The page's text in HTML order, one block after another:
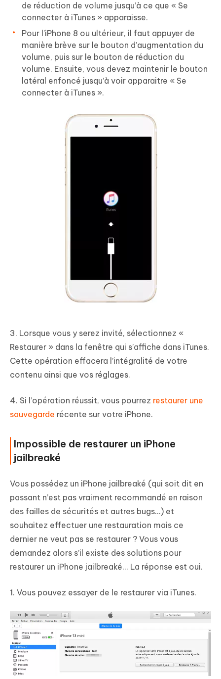
de réduction de volume jusqu’à ce que « Se
connecter à iTunes » apparaisse.
Pour l’iPhone 8 ou ultérieur, il faut appuyer de
manière brève sur le bouton d’augmentation du
volume, puis sur le bouton de réduction du
volume. Ensuite, vous devez maintenir le bouton
latéral enfoncé jusqu’à voir apparaitre « Se
connecter à iTunes ».
3. Lorsque vous y serez invité, sélectionnez «
Restaurer » dans la fenêtre qui s’affiche dans iTunes.
Cette opération effacera l’intégralité de votre
contenu ainsi que vos réglages.
4. Si l’opération réussit, vous pourrez restaurer une
sauvegarde récente sur votre iPhone.
Impossible de restaurer un iPhone
jailbreaké
Vous possédez un iPhone jailbreaké (qui soit dit en
passant n’est pas vraiment recommandé en raison
des failles de sécurités et autres bugs…) et
souhaitez effectuer une restauration mais ce
dernier ne veut pas se restaurer ? Vous vous
demandez alors s’il existe des solutions pour
restaurer un iPhone jailbreaké... La réponse est oui.
1. Vous pouvez essayer de le restaurer via iTunes.